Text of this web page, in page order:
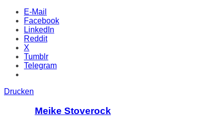
E-Mail
Facebook
LinkedIn
Reddit
X
Tumblr
Telegram
Drucken
Meike Stoverock